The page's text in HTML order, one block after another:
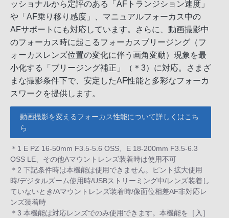
ッショナルから定評のある「AFトランジション速度」
や「AF乗り移り感度」、マニュアルフォーカス中の
AFサポートにも対応しています。さらに、動画撮影中
のフォーカス時に起こるフォーカスブリージング（フ
ォーカスレンズ位置の変化に伴う画角変動）現象を最
小化する「ブリージング補正」（＊3）に対応。さまざ
まな撮影条件下で、安定したAF性能と多彩なフォーカ
スワークを提供します。
動画撮影を変えるフォーカス性能について詳しくはこち
ら
＊1 E PZ 16-50mm F3.5-5.6 OSS、E 18-200mm F3.5-6.3
OSS LE、その他Aマウントレンズ装着時は使用不可
＊2 下記条件時は本機能は使用できません。ピント拡大使用
時/デジタルズーム使用時/USBストリーミング中/レンズ装着し
ていないとき/Aマウントレンズ装着時/像面位相差AF非対応レ
ンズ装着時
＊3 本機能は対応レンズでのみ使用できます。本機能を［入］